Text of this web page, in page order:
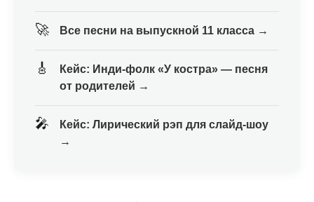
🚀 Все песни на выпускной 11 класса →
🎸
Кейс: Инди-фолк «У костра» — песня
от родителей →
🎤
Кейс: Лирический рэп для слайд-шоу
→